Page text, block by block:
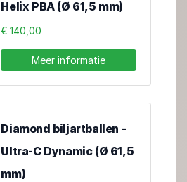
Helix PBA (Ø 61,5 mm)
€ 140,00
Meer informatie
Diamond biljartballen -
Ultra-C Dynamic (Ø 61,5
mm)